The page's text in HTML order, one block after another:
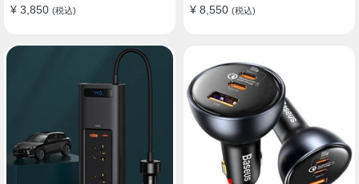
¥ 3,850 (税込) ¥ 8,550 (税込)